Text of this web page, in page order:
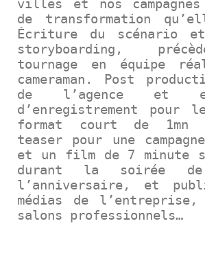
villes et nos
de transformation
Écriture du scénario
storyboarding,
tournage en équipe
cameraman. Post
de l’agence et
d’enregistrement pour
format court de 1mn
teaser pour une
et un filmde 7 minute
durant la soirée
l’anniversaire, et
médias de
salons professionnels…